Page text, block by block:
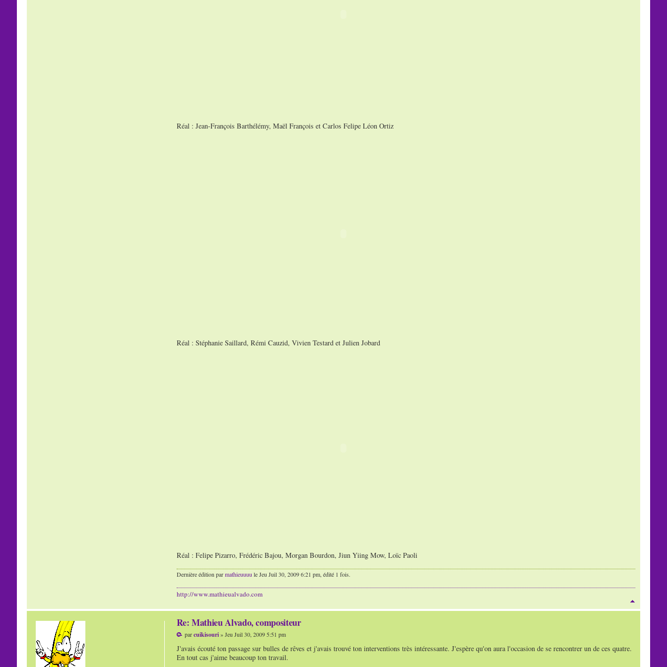
Réal : Jean-François Barthélémy, Maël François et Carlos Felipe Léon Ortiz
Réal : Stéphanie Saillard, Rémi Cauzid, Vivien Testard et Julien Jobard
Réal : Felipe Pizarro, Frédéric Bajou, Morgan Bourdon, Jiun Yiing Mow, Loïc Paoli
Dernière édition parmathieuuuu le Jeu Juil 30, 2009 6:21 pm, édité 1 fois.
http://www.mathieualvado.com
Re: Mathieu Alvado, compositeur
parcuikisouri» Jeu Juil 30, 2009 5:51 pm
J'avais écouté ton passage sur bulles de rêves et j'avais trouvé ton interventions très intéressante. J'espère qu'on aura l'occasion de se rencontrer un de ces quatre.
En tout cas j'aime beaucoup ton travail.